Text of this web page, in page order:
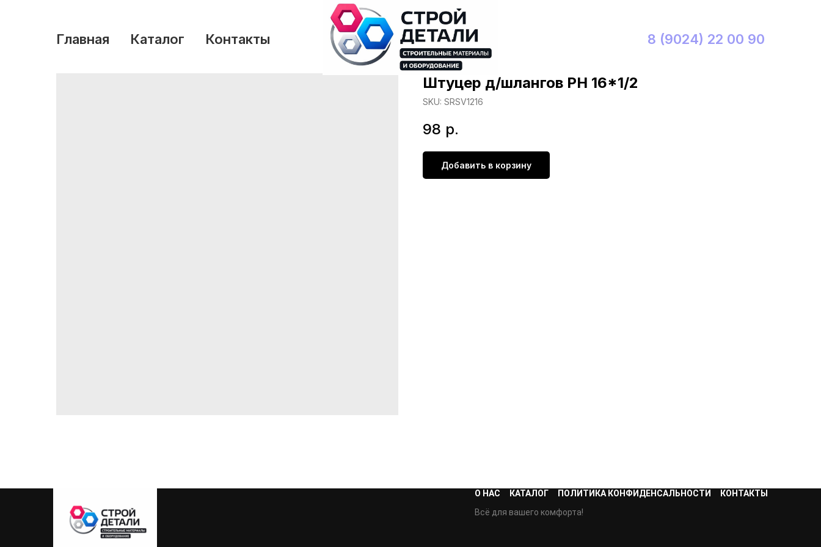
Главная Каталог Контакты 8 (9024) 22 00 90
Штуцер д/шлангов РН 16*1/2
SKU: SRSV1216
98 р.
Добавить в корзину
О НАС КАТАЛОГ ПОЛИТИКА КОНФИДЕНСАЛЬНОСТИ
КОНТАКТЫ
Всё для вашего комфорта!